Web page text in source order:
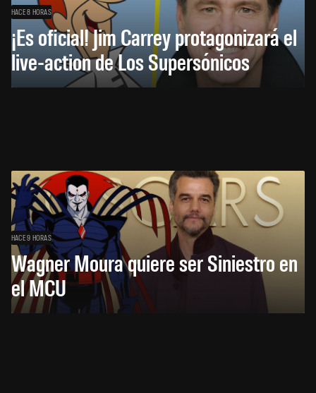
HACE 8 HORAS
¡Es oficial! Jim Carrey protagonizará el
live-action de Los Supersónicos
HACE 9 HORAS
Wagner Moura quiere ser Siniestro en
el MCU